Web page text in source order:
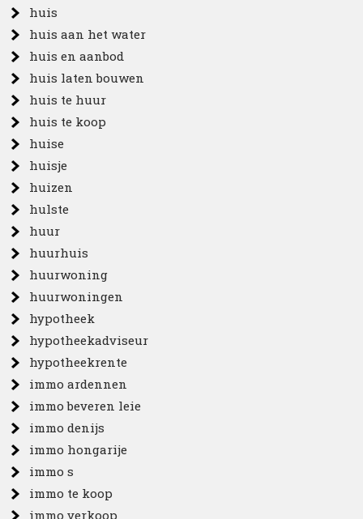
huis
huis aan het water
huis en aanbod
huis laten bouwen
huis te huur
huis te koop
huise
huisje
huizen
hulste
huur
huurhuis
huurwoning
huurwoningen
hypotheek
hypotheekadviseur
hypotheekrente
immo ardennen
immo beveren leie
immo denijs
immo hongarije
immo s
immo te koop
immo verkoop